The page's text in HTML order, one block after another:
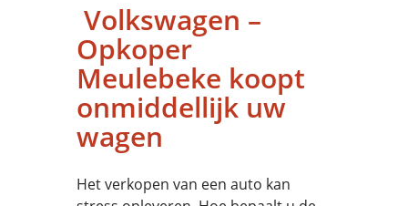
Volkswagen –
Opkoper
Meulebeke koopt
onmiddellijk uw
wagen
Het verkopen van een auto kan